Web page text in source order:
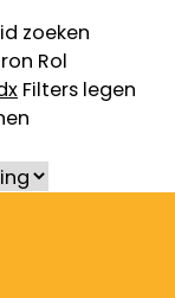
zoeken
Rol
x Filters legen